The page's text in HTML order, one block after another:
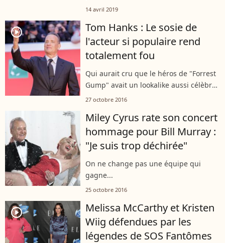
surpris des milliers de spectateurs en
Coachella, vendredi 12 avril 2019. De
quoi célébrer...
14 avril 2019
player2
Tom Hanks : Le sosie de
l'acteur si populaire rend
totalement fou
Qui aurait cru que le héros de "Forrest
Gump" avait un lookalike aussi célèbre
(et cool) ?
27 octobre 2016
Miley Cyrus rate son concert
hommage pour Bill Murray :
"Je suis trop déchirée"
On ne change pas une équipe qui
gagne...
25 octobre 2016
player2
Melissa McCarthy et Kristen
Wiig défendues par les
légendes de SOS Fantômes